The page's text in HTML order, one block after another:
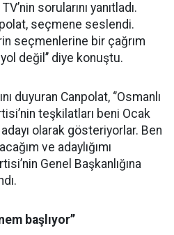
sorularını yanıtladı.
seçmene seslendi.
seçmenlerine bir çağrım
değil’’ diye konuştu.
duyuran Canpolat, ‘’Osmanlı
teşkilatları beni Ocak
olarak gösteriyorlar. Ben
ve adaylığımı
Genel Başkanlığına
başlıyor’’